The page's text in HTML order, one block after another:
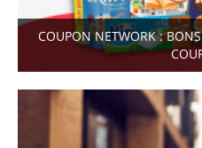
COUPON NETWORK :